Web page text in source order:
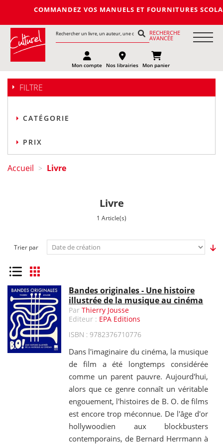
COMMANDEZ VOS MANUELS ET FOURNITURES
RECHERCHE
AVANCÉE
Mon compte Nos librairies Mon panier
FILTRE
CATÉGORIE
PRIX
Accueil > Livre
Livre
1 Article(s)
Trier par
Liste Grille
Bandes originales - Une histoire
illustrée de la musique au cinéma
ParThierry Jousse
Editeur : EPA Editions
ISBN : 9782376710776
Dans l'imaginaire du cinéma, la musique
de film a été longtemps considérée
comme un parent pauvre. Aujourd'hui,
alors que ce genre connaît un véritable
engouement, l'histoires de B. O. de films
est encore trop méconnue. De l'âge d'or
hollywoodien aux blockbusters
contemporains, de Bernard Herrmann à